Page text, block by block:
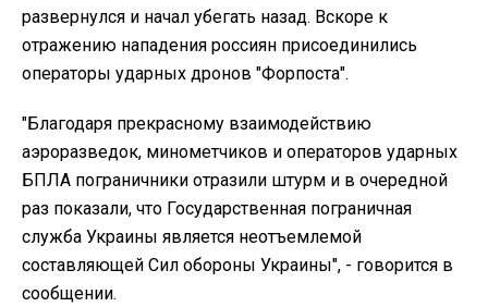
развернулся и начал убегать назад. Вскоре к
отражению нападения россиян присоединились
операторы ударных дронов "Форпоста".
"Благодаря прекрасному взаимодействию
аэроразведок, минометчиков и операторов ударных
БПЛА пограничники отразили штурм и в очередной
раз показали, что Государственная пограничная
служба Украины является неотъемлемой
составляющей Сил обороны Украины", - говорится в
сообщении.